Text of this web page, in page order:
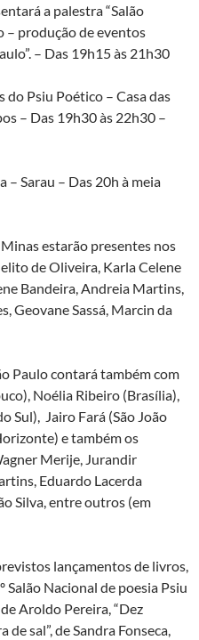
a palestra “Salão
– produção de eventos
– Das 19h15 às 21h30
Psiu Poético – Casa das
– Das 19h30 às 22h30 –
– Sarau – Das 20h à meia
estarão presentes nos
de Oliveira, Karla Celene
Bandeira, Andreia Martins,
Geovane Sassá, Marcin da
Paulo contará também com
Noélia Ribeiro (Brasília),
Sul), Jairo Fará (São João
e também os
Merije, Jurandir
, Eduardo Lacerda
Silva,entre outros (em
lançamentos de livros,
Salão Nacional de poesia Psiu
Aroldo Pereira, “Dez
sal”, de Sandra Fonseca,